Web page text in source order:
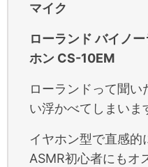
マイク
ローランド バイノ
ホン CS-10EM
ローランドって聞い
い浮かべてしまいま
イヤホン型で直感的
ASMR初心者にもオ